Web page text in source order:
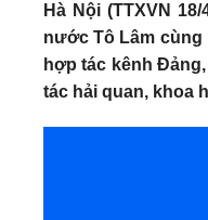
Hà Nội (TTXVN
nước Tô Lâm cùng
hợp tác kênh
tác hải quan, khoa